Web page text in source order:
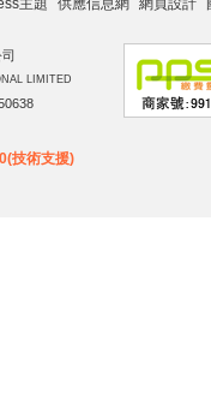
主題 供應信息網 網頁設計
LIMITED
技術支援)